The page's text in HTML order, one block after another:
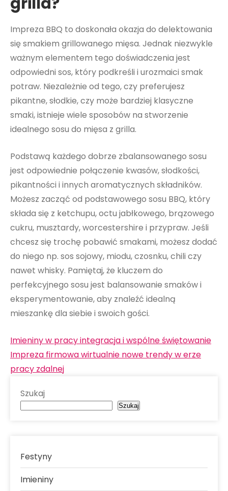
Impreza BBQ to doskonała okazja do delektowania
się smakiem grillowanego mięsa. Jednak niezwykle
ważnym elementem tego doświadczenia jest
odpowiedni sos, który podkreśli i urozmaici smak
potraw. Niezależnie od tego, czy preferujesz
pikantne, słodkie, czy może bardziej klasyczne
smaki, istnieje wiele sposobów na stworzenie
idealnego sosu do mięsa z grilla.
Podstawą każdego dobrze zbalansowanego sosu
jest odpowiednie połączenie kwasów, słodkości,
pikantności i innych aromatycznych składników.
Możesz zacząć od podstawowego sosu BBQ, który
składa się z ketchupu, octu jabłkowego, brązowego
cukru, musztardy, worcestershire i przypraw. Jeśli
chcesz się trochę pobawić smakami, możesz dodać
do niego np. sos sojowy, miodu, czosnku, chili czy
nawet whisky. Pamiętaj, że kluczem do
perfekcyjnego sosu jest balansowanie smaków i
eksperymentowanie, aby znaleźć idealną
mieszankę dla siebie i swoich gości.
Nawigacja
wpisu
Imieniny w pracy integracja i wspólne świętowanie
Impreza firmowa wirtualnie nowe trendy w erze
pracy zdalnej
Szukaj
Szukaj
Festyny
Imieniny